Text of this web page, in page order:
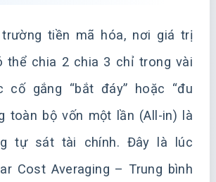
tiền mã hóa, nơi giá trị
thể chia 2 chia 3 chỉ trong vài
cố gắng “bắt đáy” hoặc “đu
toàn bộ vốn một lần (All-in) là
tự sát tài chính. Đây là lúc
Cost Averaging – Trung bình